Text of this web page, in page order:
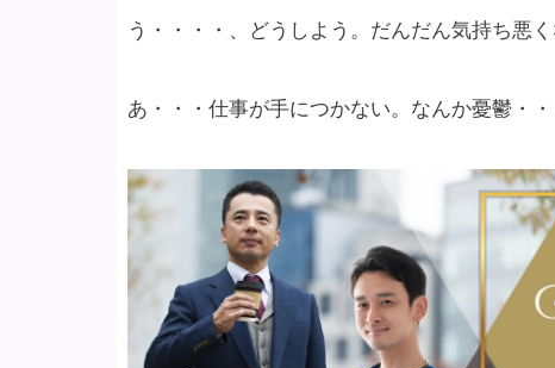
う・・・・、どうしよう。だんだん気持ち悪く
あ・・・仕事が手につかない。なんか憂鬱・・